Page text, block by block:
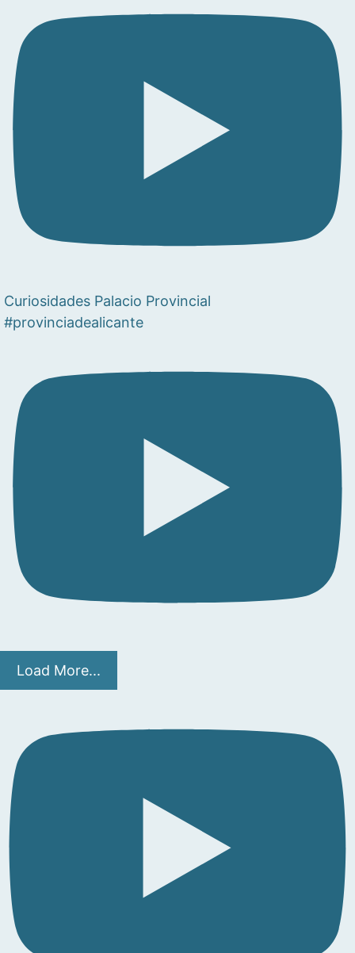
Curiosidades Palacio Provincial
#provinciadealicante
Load More...